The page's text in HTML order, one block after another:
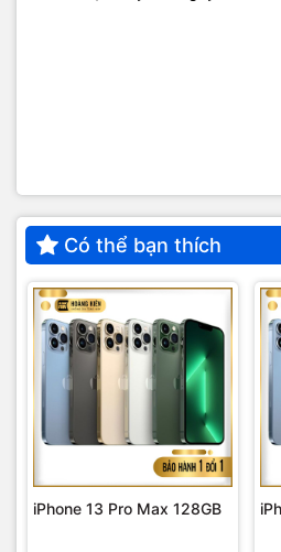
Có thể bạn thích
iPhone 13 Pro Max 128GB